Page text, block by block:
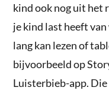
kind ook nog uit het
je kind last heeft
lang kan lezen of
bijvoorbeeld op
Luisterbieb-app.